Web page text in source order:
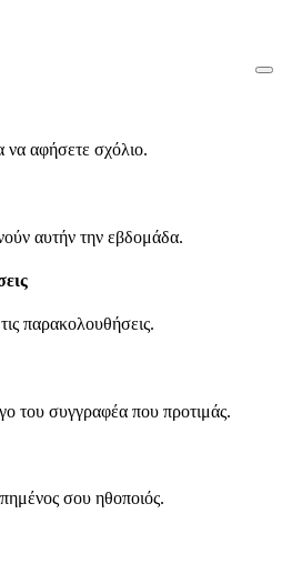
να αφήσετε σχόλιο.
αυτήν την εβδομάδα.
παρακολουθήσεις.
του συγγραφέα που προτιμάς.
σου ηθοποιός.